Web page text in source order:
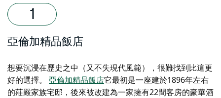
亞倫加精品飯店
想要沉浸在歷史之中（又不失現代風範），很難找到比這更
好的選擇。 亞倫加精品飯店它最初是一座建於1896年左右
的莊嚴家族宅邸，後來被改建為一家擁有22間客房的豪華酒